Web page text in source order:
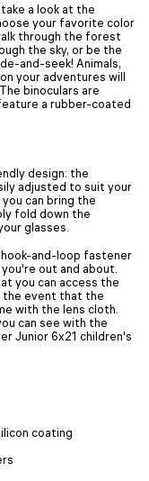
a look at the
your favorite color
through the forest
the sky, or be the
and-seek! Animals,
your adventures will
binoculars are
a rubber-coated
design: the
adjusted to suit your
can bring the
fold down the
glasses.
hook-and-loop fastener
out and about.
you can access the
the event that the
with the lens cloth.
can see with the
Junior 6x21 children's
coating